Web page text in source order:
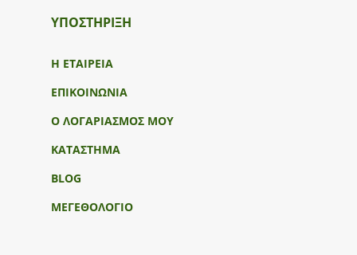
ΥΠΟΣΤΉΡΙΞΗ
Η ΕΤΑΙΡΕΙΑ
ΕΠΙΚΟΙΝΩΝΙΑ
Ο ΛΟΓΑΡΙΑΣΜΟΣ ΜΟΥ
ΚΑΤΑΣΤΗΜΑ
BLOG
ΜΕΓΕΘΟΛΟΓΙΟ